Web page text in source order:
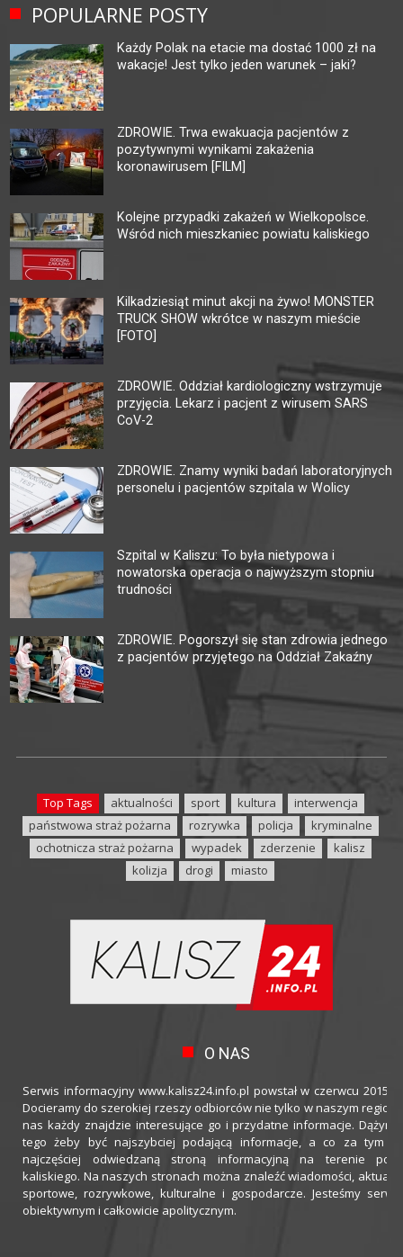
POPULARNE POSTY
Każdy Polak na etacie ma dostać 1000 zł na
wakacje! Jest tylko jeden warunek – jaki?
ZDROWIE. Trwa ewakuacja pacjentów z
pozytywnymi wynikami zakażenia
koronawirusem [FILM]
Kolejne przypadki zakażeń w Wielkopolsce.
Wśród nich mieszkaniec powiatu kaliskiego
Kilkadziesiąt minut akcji na żywo! MONSTER
TRUCK SHOW wkrótce w naszym mieście
[FOTO]
ZDROWIE. Oddział kardiologiczny wstrzymuje
przyjęcia. Lekarz i pacjent z wirusem SARS
CoV-2
ZDROWIE. Znamy wyniki badań laboratoryjnych
personelu i pacjentów szpitala w Wolicy
Szpital w Kaliszu: To była nietypowa i
nowatorska operacja o najwyższym stopniu
trudności
ZDROWIE. Pogorszył się stan zdrowia jednego
z pacjentów przyjętego na Oddział Zakaźny
Top Tags aktualności sport kultura
interwencja
państwowa straż pożarna
rozrywka policja
kryminalne
ochotnicza straż pożarna
wypadek zderzenie
kalisz
kolizja
drogi miasto
O NAS
Serwis informacyjny www.kalisz24.info.pl powstał w czerwcu 2015
Docieramy do szerokiej rzeszy odbiorców nie tylko w naszym
nas każdy znajdzie interesujące go i przydatne informacje.
tego żeby być najszybciej podającą informacje, a co za tym
najczęściej odwiedzaną stroną informacyjną na terenie
kaliskiego. Na naszych stronach można znaleźć wiadomości,
sportowe, rozrywkowe, kulturalne i gospodarcze. Jesteśmy
obiektywnym i całkowicie apolitycznym.